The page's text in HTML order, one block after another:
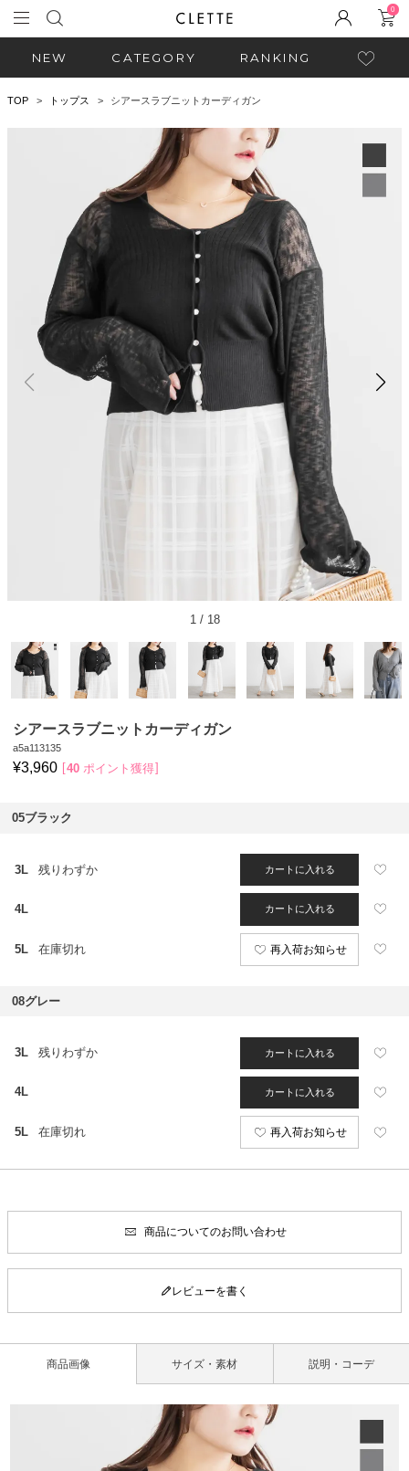
0
NEW CATEGORY RANKING
TOP トップス シアースラブニットカーディガン
1/ 18
シアースラブニットカーディガン
a5a113135
¥3,960 40 ポイント獲得
05ブラック
3L 残りわずか カートに入れる
4L カートに入れる
5L 在庫切れ 再入荷お知らせ
08グレー
3L 残りわずか カートに入れる
4L カートに入れる
5L 在庫切れ 再入荷お知らせ
商品についてのお問い合わせ
レビューを書く
商品画像 サイズ・素材 説明・コーデ